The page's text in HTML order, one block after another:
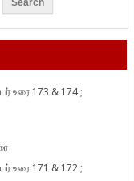
உரை 173 & 174 ;
உரை 171 & 172 ;